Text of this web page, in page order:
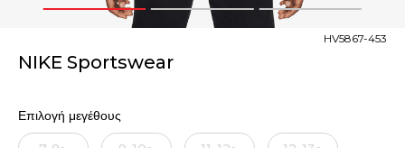
1 2 3
NIKE Sportswear
HV5867-453
Επιλογή μεγέθους